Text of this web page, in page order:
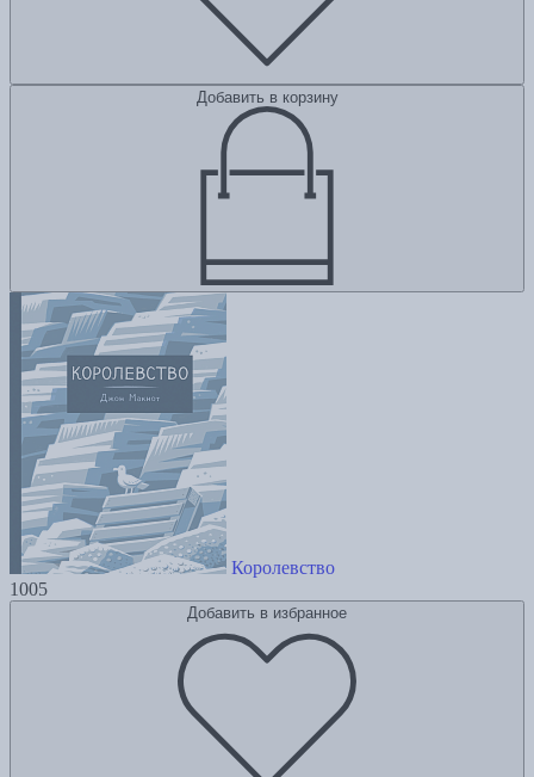
Добавить в корзину
Королевство
1005
Добавить в избранное